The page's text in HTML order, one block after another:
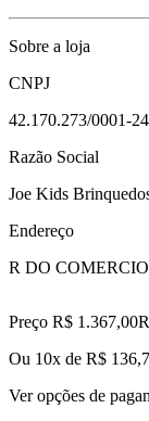
Sobre a loja
CNPJ
42.170.273/0001-24
Razão Social
Joe Kids
Endereço
R DO
Preço R$ 1.367,00
Ou 10x de R$
Ver opções de